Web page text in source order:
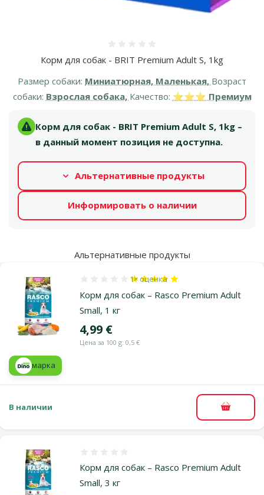
Корм для собак - BRIT Premium Adult S, 1kg
Размер собаки: Миниатюрная, Маленькая, Возраст
собаки: Взрослая собака, Качество: ⭐⭐⭐ Премиум
Корм для собак - BRIT Premium Adult S, 1kg –
в данный момент позиция не доступна.
Альтернативные продукты
Информировать о наличии
Альтернативные продукты
Корм для собак – Rasco Premium Adult
Small, 1 кг
Оценка 100%, количество оценок: 1
1× оценка
Цена
4,99 €
Цена за 100 g: 0,5 €
марка
В наличии В
Корм для собак – Rasco Premium Adult
Small, 3 кг